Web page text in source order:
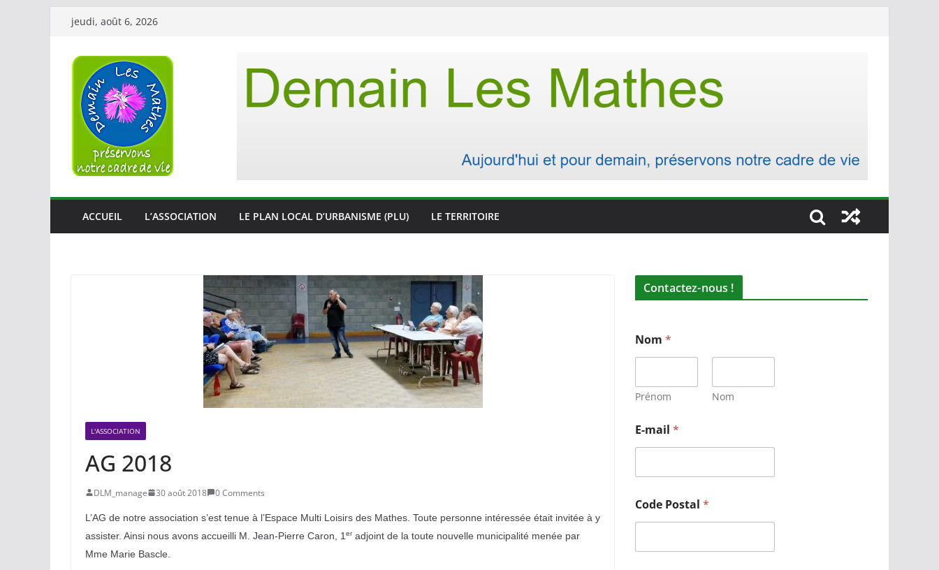
Passer
contenu
jeudi, août 6, 2026
ACCUEIL L’ASSOCIATION LE PLAN LOCAL D’URBANISME (PLU) LE TERRITOIRE
L'ASSOCIATION
AG 2018
DLM_manage 30 août 2018 0 Comments
L’AG de notre association s’est tenue à l’Espace Multi Loisirs des Mathes. Toute personne intéressée était invitée à y
assister. Ainsi nous avons accueilli M. Jean-Pierre Caron, 1 eradjoint de la toute nouvelle municipalité menée par
Mme Marie Bascle.
Contactez-nous !
Nom *
Prénom Nom
E-mail *
Code Postal *